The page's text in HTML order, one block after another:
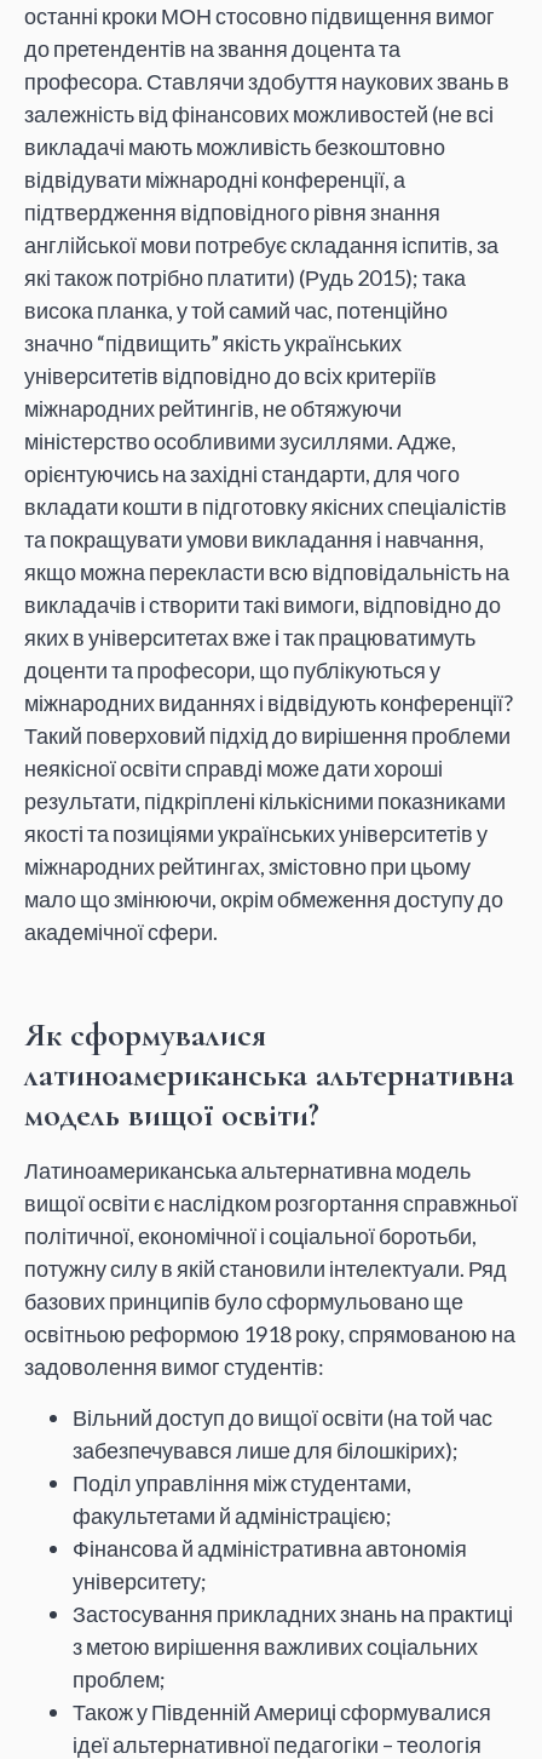
останні кроки МОН стосовно підвищення вимог
до претендентів на звання доцента та
професора. Ставлячи здобуття наукових звань в
залежність від фінансових можливостей (не всі
викладачі мають можливість безкоштовно
відвідувати міжнародні конференції, а
підтвердження відповідного рівня знання
англійської мови потребує складання іспитів, за
які також потрібно платити) (Рудь 2015); така
висока планка, у той самий час, потенційно
значно “підвищить” якість українських
університетів відповідно до всіх критеріїв
міжнародних рейтингів, не обтяжуючи
міністерство особливими зусиллями. Адже,
орієнтуючись на західні стандарти, для чого
вкладати кошти в підготовку якісних спеціалістів
та покращувати умови викладання і навчання,
якщо можна перекласти всю відповідальність на
викладачів і створити такі вимоги, відповідно до
яких в університетах вже і так працюватимуть
доценти та професори, що публікуються у
міжнародних виданнях і відвідують конференції?
Такий поверховий підхід до вирішення проблеми
неякісної освіти справді може дати хороші
результати, підкріплені кількісними показниками
якості та позиціями українських університетів у
міжнародних рейтингах, змістовно при цьому
мало що змінюючи, окрім обмеження доступу до
академічної сфери.
Як сформувалися
латиноамериканська альтернативна
модель вищої освіти?
Латиноамериканська альтернативна модель
вищої освіти є наслідком розгортання справжньої
політичної, економічної і соціальної боротьби,
потужну силу в якій становили інтелектуали. Ряд
базових принципів було сформульовано ще
освітньою реформою 1918 року, спрямованою на
задоволення вимог студентів:
Вільний доступ до вищої освіти (на той час
забезпечувався лише для білошкірих);
Поділ управління між студентами,
факультетами й адміністрацією;
Фінансова й адміністративна автономія
університету;
Застосування прикладних знань на практиці
з метою вирішення важливих соціальних
проблем;
Також у Південній Америці сформувалися
ідеї альтернативної педагогіки – теологія